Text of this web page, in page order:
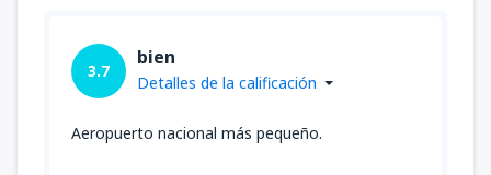
3.7
bien
Detalles de la calificación
Aeropuerto nacional más pequeño.